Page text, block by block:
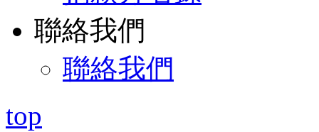
聯絡我們
聯絡我們
top